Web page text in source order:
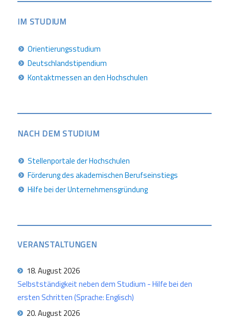
IM STUDIUM
Orientierungsstudium
Deutschlandstipendium
Kontaktmessen an den Hochschulen
NACH DEM STUDIUM
Stellenportale der Hochschulen
Förderung des akademischen Berufseinstiegs
Hilfe bei der Unternehmensgründung
VERANSTALTUNGEN
18. August 2026
Selbstständigkeit neben dem Studium - Hilfe bei den
ersten Schritten (Sprache: Englisch)
20. August 2026